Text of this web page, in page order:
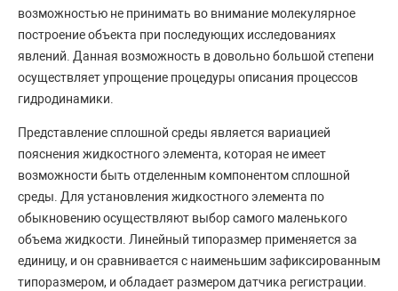
возможностью не принимать во внимание молекулярное
построение объекта при последующих исследованиях
явлений. Данная возможность в довольно большой степени
осуществляет упрощение процедуры описания процессов
гидродинамики.
Представление сплошной среды является вариацией
пояснения жидкостного элемента, которая не имеет
возможности быть отделенным компонентом сплошной
среды. Для установления жидкостного элемента по
обыкновению осуществляют выбор самого маленького
объема жидкости. Линейный типоразмер применяется за
единицу, и он сравнивается с наименьшим зафиксированным
типоразмером, и обладает размером датчика регистрации.